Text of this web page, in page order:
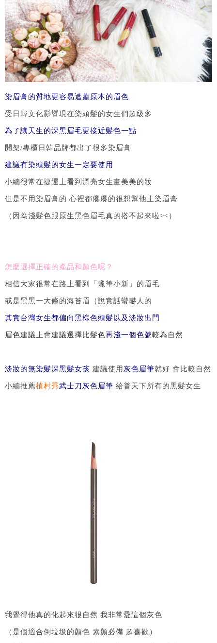
染眉膏的質地更容易遮蓋原本的眉色
受日韓文化影響現在染頭髮的女生們超級多
為了讓天生的深黑眉毛更接近髮色一點
開架/專櫃日韓品牌都出了很多染眉膏
建議有染頭髮的女生一定要使用
小編很常在捷運上看到漂亮女生畫美美的妝
但是不用染眉膏的 心裡都癢癢的很想幫他上染眉膏
（因為淺髮色跟原生黑色眉毛真的搭不起來啦><）
怎麼選擇正確的產品和顏色呢？
相信大家很常在路上看到「蠟筆小新」的眉毛
或是黑黑一大條的海苔眉（說實話蠻嚇人的
其實台灣女生都偏向黑棕色頭髮以及淡妝出門
眉色建議上會建議選擇比髮色再淺一個色號較為自然
淡妝的無染髮深黑髮女孩 建議使用 灰色眉筆就好 會比較自然
小編推薦植村秀武士刀灰色眉筆 給普天下所有的黑髮女生
我覺得他真的化起來很自然 我非常愛這個灰色
（是個適合倒垃圾的顏色 素顏必備 超喜歡）